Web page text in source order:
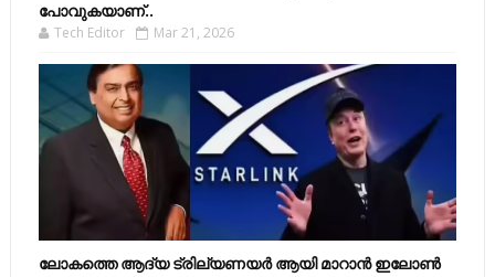
പോവുകയാണ്..
Tech Editor Mar 21, 2026
ലോകത്തെ ആദ്യ ട്രില്യണയർ ആയി മാറാൻ ഇലോൺ